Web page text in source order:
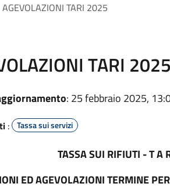
AGEVOLAZIONI TARI 2025
TARI 2025
: 25 febbraio 2025,
: Tassa sui servizi
TASSA SUI RIFIUTI - T A
ED AGEVOLAZIONI TERMINE